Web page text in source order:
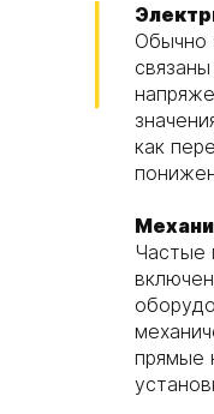
Обычно
как
Частые
прямые